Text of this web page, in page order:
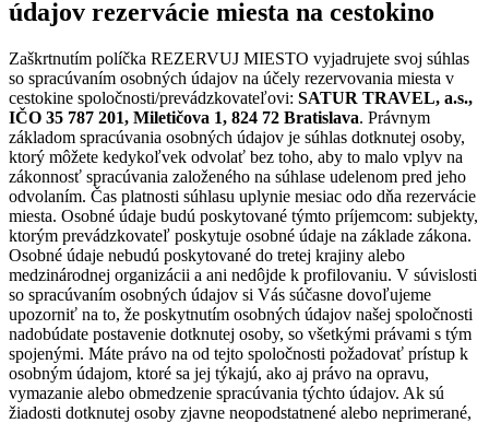
údajov rezervácie miesta na cestokino
Zaškrtnutím políčka REZERVUJ MIESTO vyjadrujete svoj súhlas
so spracúvaním osobných údajov na účely rezervovania miesta v
cestokine spoločnosti/prevádzkovateľovi: SATUR TRAVEL, a.s.,
IČO 35 787 201, Miletičova 1, 824 72 Bratislava. Právnym
základom spracúvania osobných údajov je súhlas dotknutej osoby,
ktorý môžete kedykoľvek odvolať bez toho, aby to malo vplyv na
zákonnosť spracúvania založeného na súhlase udelenom pred jeho
odvolaním. Čas platnosti súhlasu uplynie mesiac odo dňa rezervácie
miesta. Osobné údaje budú poskytované týmto príjemcom: subjekty,
ktorým prevádzkovateľ poskytuje osobné údaje na základe zákona.
Osobné údaje nebudú poskytované do tretej krajiny alebo
medzinárodnej organizácii a ani nedôjde k profilovaniu. V súvislosti
so spracúvaním osobných údajov si Vás súčasne dovoľujeme
upozorniť na to, že poskytnutím osobných údajov našej spoločnosti
nadobúdate postavenie dotknutej osoby, so všetkými právami s tým
spojenými. Máte právo na od tejto spoločnosti požadovať prístup k
osobným údajom, ktoré sa jej týkajú, ako aj právo na opravu,
vymazanie alebo obmedzenie spracúvania týchto údajov. Ak sú
žiadosti dotknutej osoby zjavne neopodstatnené alebo neprimerané,